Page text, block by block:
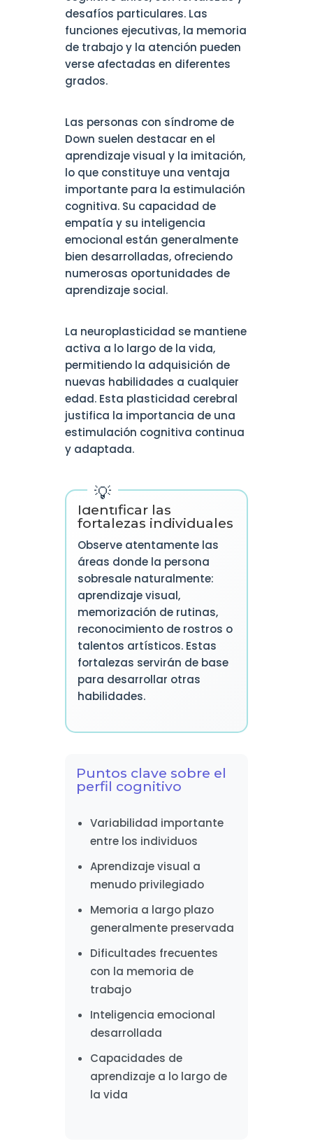
desafíos particulares. Las
funciones ejecutivas, la memoria
de trabajo y la atención pueden
verse afectadas en diferentes
grados.
Las personas con síndrome de
Down suelen destacar en el
aprendizaje visual y la imitación,
lo que constituye una ventaja
importante para la estimulación
cognitiva. Su capacidad de
empatía y su inteligencia
emocional están generalmente
bien desarrolladas, ofreciendo
numerosas oportunidades de
aprendizaje social.
La neuroplasticidad se mantiene
activa a lo largo de la vida,
permitiendo la adquisición de
nuevas habilidades a cualquier
edad. Esta plasticidad cerebral
justifica la importancia de una
estimulación cognitiva continua
y adaptada.
Identificar las
fortalezas individuales
Observe atentamente las
áreas donde la persona
sobresale naturalmente:
aprendizaje visual,
memorización de rutinas,
reconocimiento de rostros o
talentos artísticos. Estas
fortalezas servirán de base
para desarrollar otras
habilidades.
Puntos clave sobre el
perfil cognitivo
Variabilidad importante
entre los individuos
Aprendizaje visual a
menudo privilegiado
Memoria a largo plazo
generalmente preservada
Dificultades frecuentes
con la memoria de
trabajo
Inteligencia emocional
desarrollada
Capacidades de
aprendizaje a lo largo de
la vida